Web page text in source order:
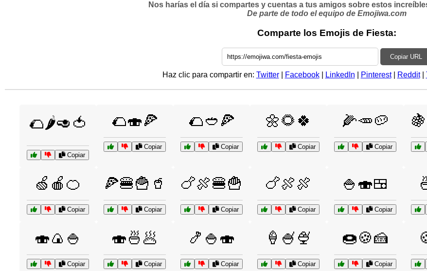
Nos harías el día si compartes y cuentas a tus amigos sobre estos
De parte de todo el equipo de Emojiwa.com
Comparte los Emojis de Fiesta:
Copiar URL
Haz clic para compartir en: Twitter| Facebook| LinkedIn Pinterest| Reddit|
🌮🌶️🥑🍅
Copiar
🌮🍣🍕
Copiar
🌮🥙🍕
Copiar
🌼🌻🍀
Copiar
🌽🥕🥔
Copiar
🍏🍎🍊
Copiar
🍕🍔🍟🥤
Copiar
🍗🍖🍔🍟
Copiar
🍗🍖🍖
Copiar
🍚🍣🍱
Copiar
🍣🍙🍚
Copiar
🍣🍜🥟
Copiar
🍤🍚🍣
Copiar
🍦🍧🍨
Copiar
🍩🍪🍰
Copiar